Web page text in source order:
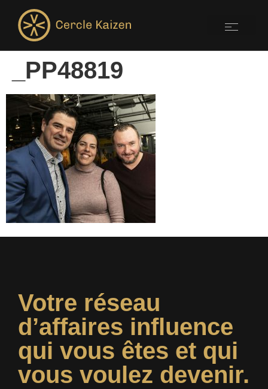
_PP48819
Votre réseau
d’affaires influence
qui vous êtes et qui
vous voulez devenir.